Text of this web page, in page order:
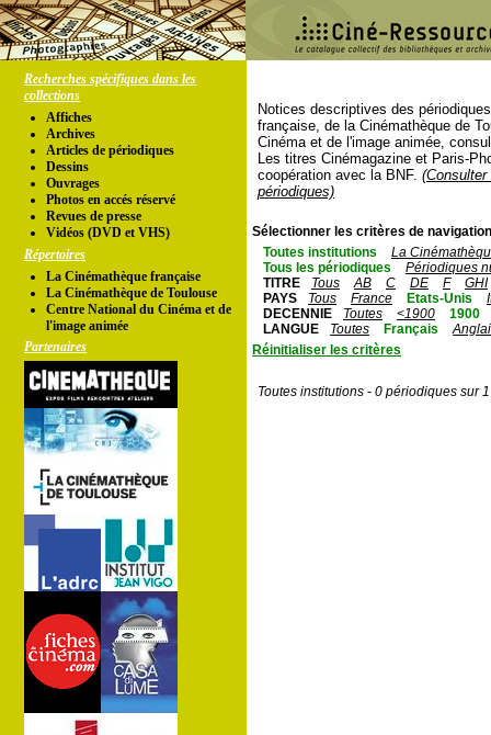
Recherches spécifiques dans les
collections
Affiches
Archives
Articles de périodiques
Dessins
Ouvrages
Photos en accés réservé
Revues de presse
Vidéos (DVD et VHS)
Répertoires
La Cinémathèque française
La Cinémathèque de Toulouse
Centre National du Cinéma et de
l'image animée
Partenaires
Notices descriptives des
française, de la Cinémathèque de
Cinéma et de l'image animée,
Les titres Cinémagazine et Paris-
coopération avec la BNF.
périodiques)
Sélectionner les critères de
Toutes institutions
La
Tous les périodiques
Périodiques
TITRE
Tous AB C DE F
GHI
PAYS
Tous France Etats-Unis
DECENNIE
Toutes <1900
1900
LANGUE
Toutes Français
Réinitialiser les critères
Toutes institutions - 0 périodiques sur